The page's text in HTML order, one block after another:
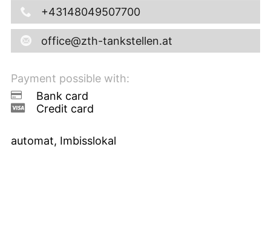
+43148049507700
office@zth-tankstellen.at
Payment possible with:
Bank card
Credit card
automat, Imbisslokal